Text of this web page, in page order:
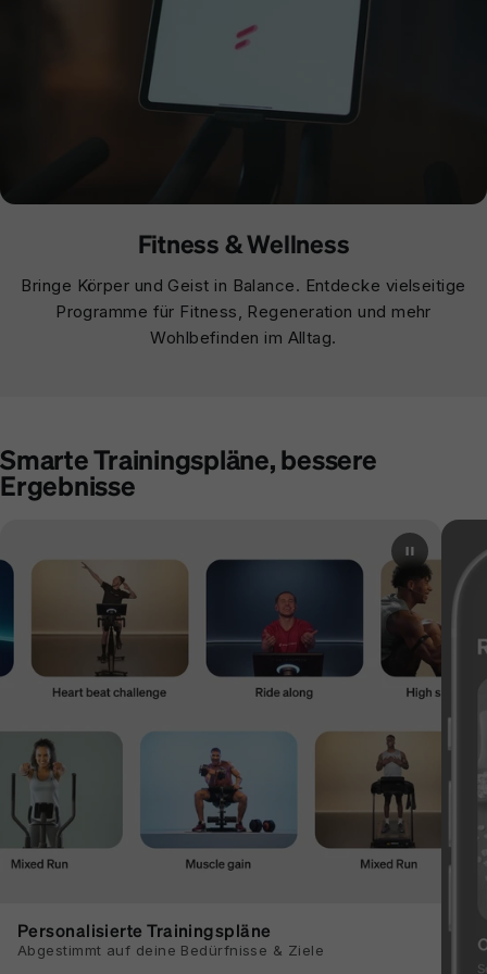
Fitness & Wellness
Bringe Körper und Geist in Balance. Entdecke vielseitige
Programme für Fitness, Regeneration und mehr
Wohlbefinden im Alltag.
Smarte Trainingspläne, bessere
Ergebnisse
Personalisierte Trainingspläne
Abgestimmt auf deine Bedürfnisse & Ziele